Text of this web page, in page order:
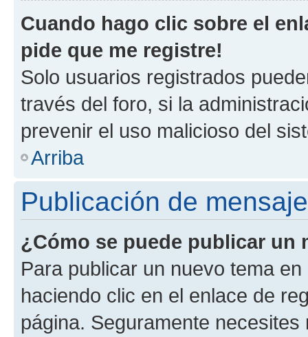
Cuando hago clic sobre el
pide que me registre!
Solo usuarios registrados
través del foro, si la
prevenir el uso malicioso del
Arriba
Publicación de
¿Cómo se puede publicar un
Para publicar un nuevo tema
haciendo clic en el enlace de
página. Seguramente